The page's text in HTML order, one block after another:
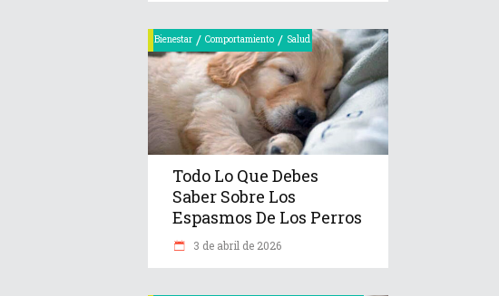
Bienestar / Comportamiento / Salud
Todo Lo Que Debes
Saber Sobre Los
Espasmos De Los Perros
3 de abril de 2026